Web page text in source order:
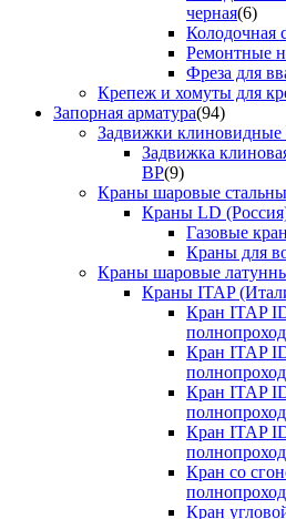
черная(6)
Колодочная
Ремонтные
Фреза для
Крепеж и хомуты для
Запорная арматура(94)
Задвижки клиновидные
Задвижка
ВР(9)
Краны шаровые
Краны LD
Газовые
Краны для
Краны шаровые
Краны ITAP
Кран ITAP
Кран ITAP
Кран ITAP
Кран ITAP
Кран со
Кран